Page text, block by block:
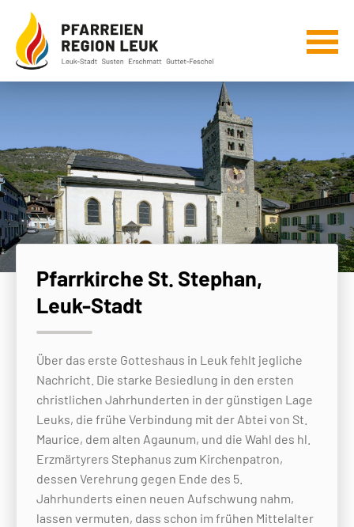
Pfarrkirche St. Stephan,
Leuk-Stadt
Über das erste Gotteshaus in Leuk fehlt jegliche
Nachricht. Die starke Besiedlung in den ersten
christlichen Jahrhunderten in der günstigen Lage
Leuks, die frühe Verbindung mit der Abtei von St.
Maurice, dem alten Agaunum, und die Wahl des hl.
Erzmärtyrers Stephanus zum Kirchenpatron,
dessen Verehrung gegen Ende des 5.
Jahrhunderts einen neuen Aufschwung nahm,
lassen vermuten, dass schon im frühen Mittelalter